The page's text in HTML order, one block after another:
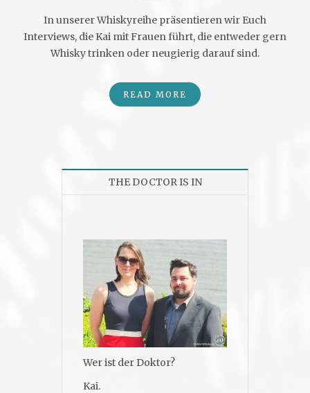
In unserer Whiskyreihe präsentieren wir Euch
Interviews, die Kai mit Frauen führt, die entweder gern
Whisky trinken oder neugierig darauf sind.
READ MORE
THE DOCTOR IS IN
Wer ist der Doktor?
Kai.